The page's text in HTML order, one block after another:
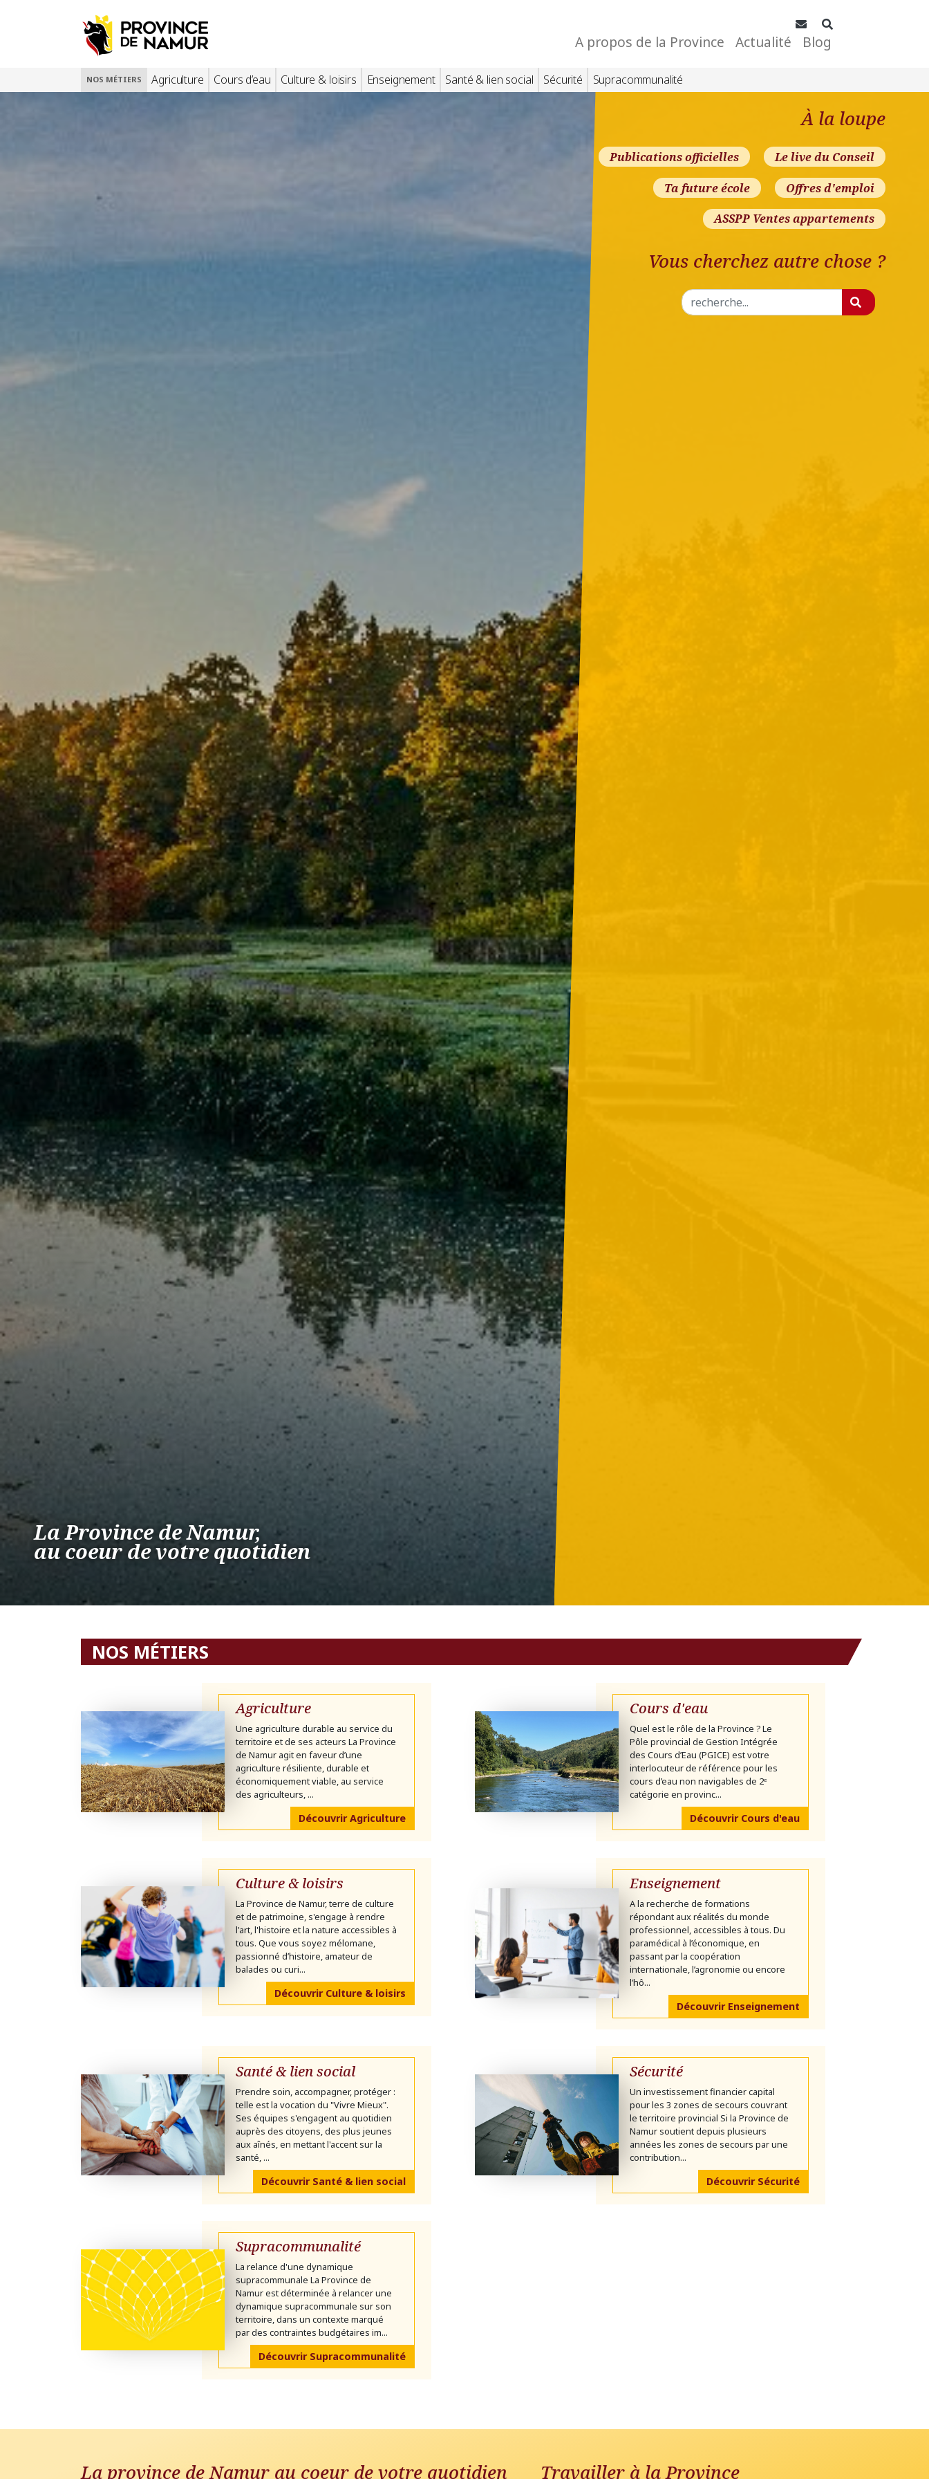
Contact
Rechercher
A propos de la Province Actualité Blog
NOS MÉTIERS Agriculture Cours d’eau Culture & loisirs Enseignement Santé & lien social Sécurité Supracommunalité
La Province de Namur,
au coeur de votre quotidien
À la loupe
Publications officielles Le live du Conseil
Ta future école Offres d'emploi
ASSPP Ventes appartements
Vous cherchez autre chose ?
Rechercher
NOS MÉTIERS
Agriculture
Une agriculture durable au service du
territoire et de ses acteurs La Province
de Namur agit en faveur d’une
agriculture résiliente, durable et
économiquement viable, au service
des agriculteurs, ...
Découvrir Agriculture
Cours d'eau
Quel est le rôle de la Province ? Le
Pôle provincial de Gestion Intégrée
des Cours d’Eau (PGICE) est votre
interlocuteur de référence pour les
cours d’eau non navigables de 2ᵉ
catégorie en provinc...
Découvrir Cours d'eau
Culture & loisirs
La Province de Namur, terre de culture
et de patrimoine, s'engage à rendre
l'art, l'histoire et la nature accessibles à
tous. Que vous soyez mélomane,
passionné d’histoire, amateur de
balades ou curi...
Découvrir Culture & loisirs
Enseignement
A la recherche de formations
répondant aux réalités du monde
professionnel, accessibles à tous. Du
paramédical à l’économique, en
passant par la coopération
internationale, l’agronomie ou encore
l’hô...
Découvrir Enseignement
Santé & lien social
Prendre soin, accompagner, protéger :
telle est la vocation du "Vivre Mieux".
Ses équipes s'engagent au quotidien
auprès des citoyens, des plus jeunes
aux aînés, en mettant l'accent sur la
santé, ...
Découvrir Santé & lien social
Sécurité
Un investissement financier capital
pour les 3 zones de secours couvrant
le territoire provincial Si la Province de
Namur soutient depuis plusieurs
années les zones de secours par une
contribution...
Découvrir Sécurité
Supracommunalité
La relance d'une dynamique
supracommunale La Province de
Namur est déterminée à relancer une
dynamique supracommunale sur son
territoire, dans un contexte marqué
par des contraintes budgétaires im...
Découvrir Supracommunalité
La province de Namur au coeur de votre quotidien Travailler à la Province